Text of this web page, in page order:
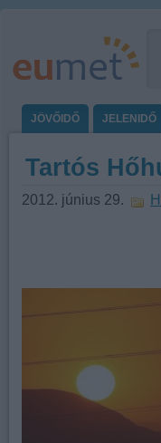
JÖVŐIDŐ JELENIDŐ
Tartós
2012. június 29.